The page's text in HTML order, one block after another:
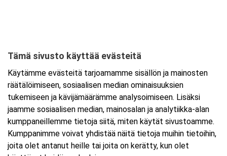
Tarkempi kartta ja ajo-ohjeet
Tämä sivusto käyttää evästeitä
Käytämme evästeitä tarjoamamme sisällön ja mainosten
räätälöimiseen, sosiaalisen median ominaisuuksien
tukemiseen ja kävijämäärämme analysoimiseen. Lisäksi
jaamme sosiaalisen median, mainosalan ja analytiikka-alan
kumppaneillemme tietoja siitä, miten käytät sivustoamme.
Kumppanimme voivat yhdistää näitä tietoja muihin tietoihin,
joita olet antanut heille tai joita on kerätty, kun olet